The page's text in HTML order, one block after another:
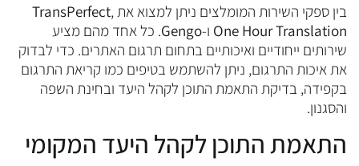
בין ספקי השירות המומלצים ניתן למצוא את TransPerfect,
One Hour Translation ו-Gengo. כל אחד מהם מציע
שירותים ייחודיים ואיכותיים בתחום תרגום האתרים. כדי לבדוק
את איכות התרגום, ניתן להשתמש בטיפים כמו קריאת התרגום
בקפידה, בדיקת התאמת התוכן לקהל היעד ובחינת השפה
והסגנון.
התאמת התוכן לקהל היעד המקומי